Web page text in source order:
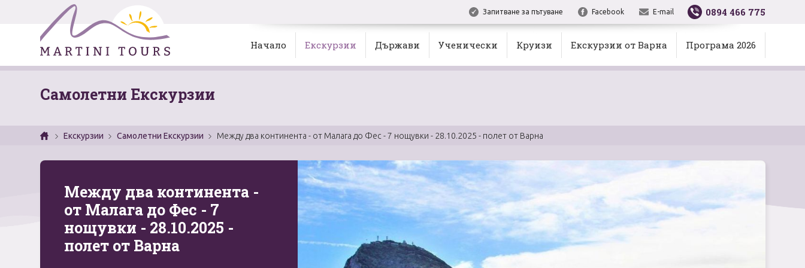
Запитване за пътуване Facebook E-mail 0894 466 775
Начало Екскурзии Държави Ученически Круизи Екскурзии от Варна Програма 2026
Самолетни Екскурзии
Екскурзии Самолетни Екскурзии Между два континента - от Малага до Фес - 7 нощувки - 28.10.2025 - полет от Варна
Между два континента -
от Малага до Фес - 7
нощувки - 28.10.2025 -
полет от Варна